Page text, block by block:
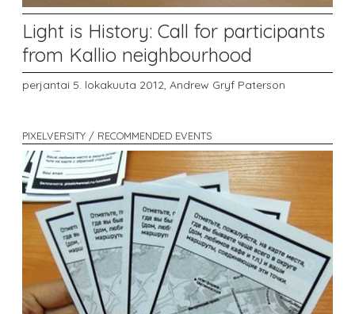
Light is History: Call for participants
from Kallio neighbourhood
perjantai 5. lokakuuta 2012, Andrew Gryf Paterson
PIXELVERSITY / RECOMMENDED EVENTS